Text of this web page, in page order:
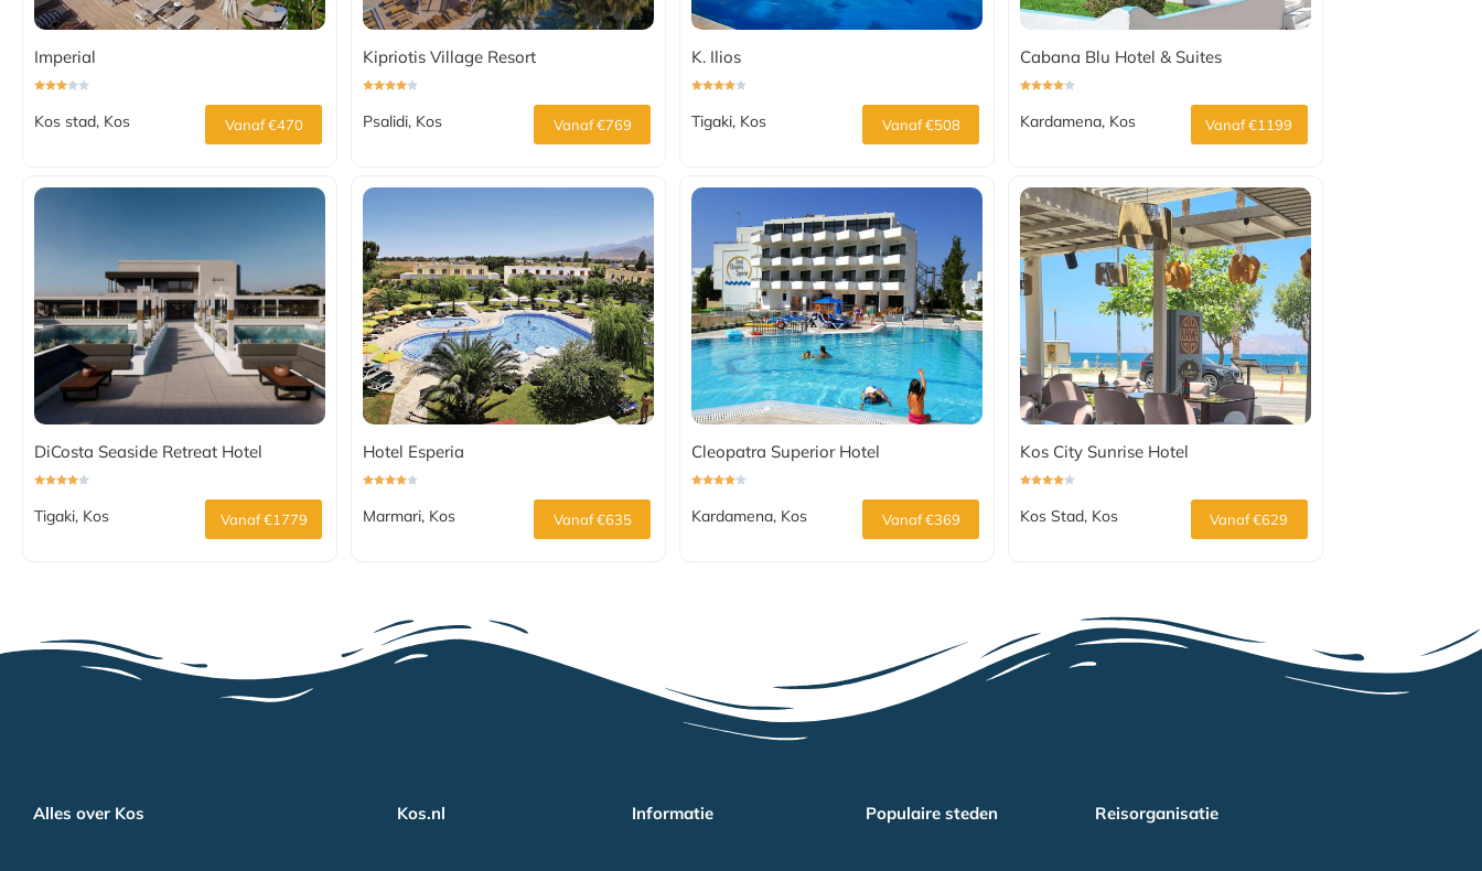
Imperial
Kos stad, Kos Vanaf €470
Kipriotis Village Resort
Psalidi, Kos Vanaf €769
K. Ilios
Tigaki, Kos Vanaf €508
Cabana Blu Hotel & Suites
Kardamena, Kos Vanaf €1199
DiCosta Seaside Retreat Hotel
Tigaki, Kos Vanaf €1779
Hotel Esperia
Marmari, Kos Vanaf €635
Cleopatra Superior Hotel
Kardamena, Kos Vanaf €369
Kos City Sunrise Hotel
Kos Stad, Kos Vanaf €629
Alles over Kos Kos.nl Informatie Populaire steden Reisorganisatie